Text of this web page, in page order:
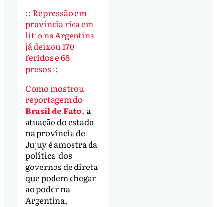
:: Repressão em
província rica em
lítio na Argentina
já deixou 170
feridos e 68
presos ::
Como mostrou
reportagem do
Brasil de Fato, a
atuação do estado
na província de
Jujuy é amostra da
política dos
governos de direta
que podem chegar
ao poder na
Argentina.